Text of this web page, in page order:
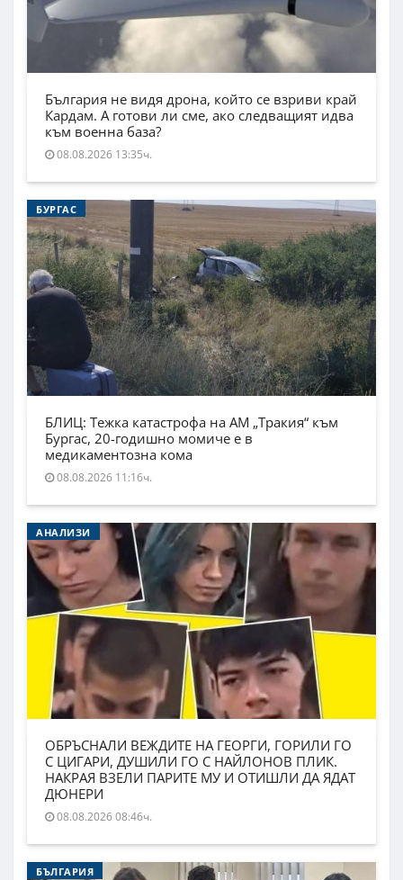
България не видя дрона, който се взриви край
Кардам. А готови ли сме, ако следващият идва
към военна база?
08.08.2026 13:35ч.
БУРГАС
БЛИЦ: Тежка катастрофа на АМ „Тракия“ към
Бургас, 20-годишно момиче е в
медикаментозна кома
08.08.2026 11:16ч.
АНАЛИЗИ
ОБРЪСНАЛИ ВЕЖДИТЕ НА ГЕОРГИ, ГОРИЛИ ГО
С ЦИГАРИ, ДУШИЛИ ГО С НАЙЛОНОВ ПЛИК.
НАКРАЯ ВЗЕЛИ ПАРИТЕ МУ И ОТИШЛИ ДА ЯДАТ
ДЮНЕРИ
08.08.2026 08:46ч.
БЪЛГАРИЯ